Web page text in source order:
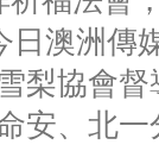
日澳洲傳
梨協會
安、北